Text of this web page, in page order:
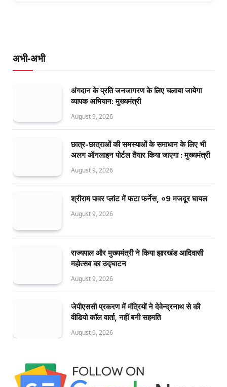
अभी-अभी
अंगदान के प्रति जनजागरण के लिए चलाया जायेगा
व्यापक अभियान: मुख्यमंत्री
August 9, 2026
छात्र-छात्राओं की समस्याओं के समाधान के लिए भी
अलग ऑनलाइन पोर्टल तैयार किया जाएगा : मुख्यमंत्री
August 9, 2026
श्रीराम पावर प्लांट में फटा फर्नेस, ०9 मजदूर घायल
August 9, 2026
राज्यपाल और मुख्यमंत्री ने किया झारखंड आदिवासी
महोत्सव का उद्घाटन
August 9, 2026
जेपीएससी प्रकरण में मंत्रियों ने देवेन्द्रनाथ से की
वीडियो कॉल वार्ता, नहीं बनी सहमति
August 9, 2026